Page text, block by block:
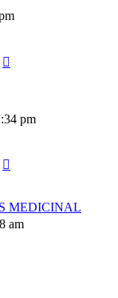
pm
MEDICINAL
am